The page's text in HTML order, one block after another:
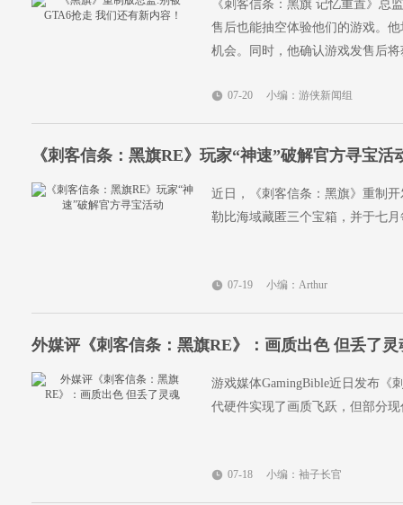
《刺客信条：黑旗 记忆重置》总
售后也能抽空体验他们的游戏。
机会。同时，他确认游戏发售后
07-20 小编：游侠新闻组
《刺客信条：黑旗RE》玩家“神速”破解官方寻宝活
近日，《刺客信条：黑旗》重制
勒比海域藏匿三个宝箱，并于七
07-19 小编：Arthur
外媒评《刺客信条：黑旗RE》：画质出色 但丢了灵
游戏媒体GamingBible近日发布《
代硬件实现了画质飞跃，但部分
07-18 小编：袖子长官